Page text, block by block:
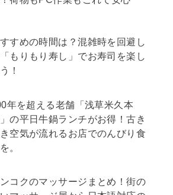
すめの時間は？混雑時を回避し
もりもり寿し」でお寿司を楽し
！
年を超える老舗「浅草米久本
の平日牛鍋ランチがお得！古き
空気が流れるお店でのんびり食
。
コクのマッサージまとめ！街の